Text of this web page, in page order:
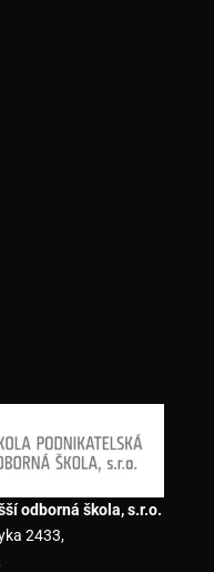
odborná škola, s.r.o.
2433,